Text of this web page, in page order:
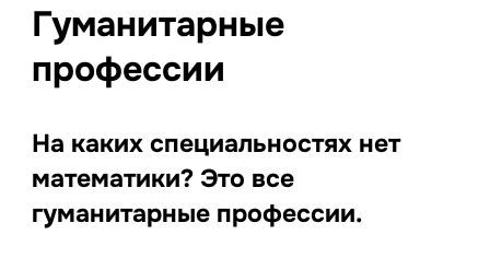
Гуманитарные
профессии
На каких специальностях нет
математики? Это все
гуманитарные профессии.